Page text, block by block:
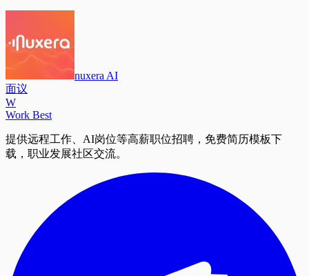
nuxera AI
面议
W
Work Best
提供远程工作、AI岗位等高薪职位招聘，免费简历模板下
载，职业发展社区交流。